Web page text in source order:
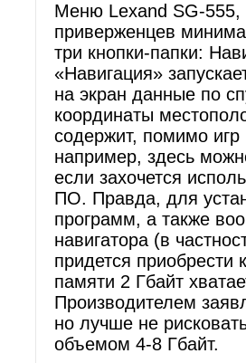
Меню Lexand SG-555,
приверженцев
три кнопки-папки:
«Навигация»
на экран данные по
координаты
содержит, помимо игр
например, здесь
если захочется
ПО. Правда, для
программ, а также
навигатора (в
придется приобрести
памяти 2 Гбайт
Производителем
но лучше не
объемом 4-8 Гбайт.